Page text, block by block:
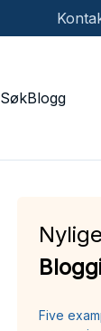
SøkBlogg
Nylige
Five